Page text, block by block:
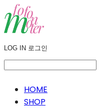
LOG IN 로그인
HOME
SHOP